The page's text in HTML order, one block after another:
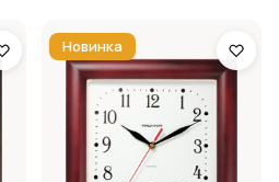
Новинка